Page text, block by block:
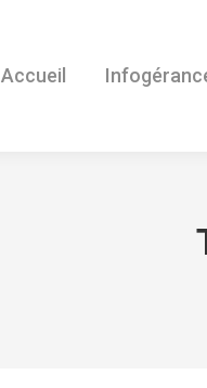
Accueil